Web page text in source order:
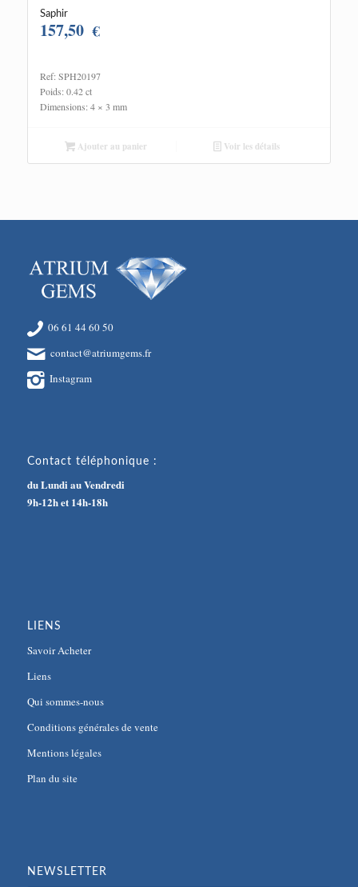
Saphir
157,50 €
Ref: SPH20197
Poids: 0.42 ct
Dimensions: 4 × 3 mm
Ajouter au panier Voir les détails
06 61 44 60 50
contact@atriumgems.fr
Instagram
Contact téléphonique :
du Lundi au Vendredi
9h-12h et 14h-18h
LIENS
Savoir Acheter
Liens
Qui sommes-nous
Conditions générales de vente
Mentions légales
Plan du site
NEWSLETTER